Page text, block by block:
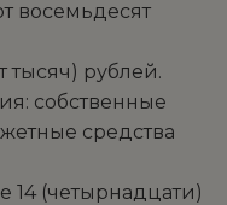
восемьдесят
тысяч) рублей.
собственные
средства
14 (четырнадцати)